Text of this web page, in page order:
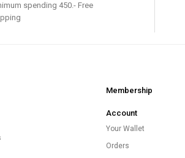
spending 450.- Free
Membership
Account
Your Wallet
Orders